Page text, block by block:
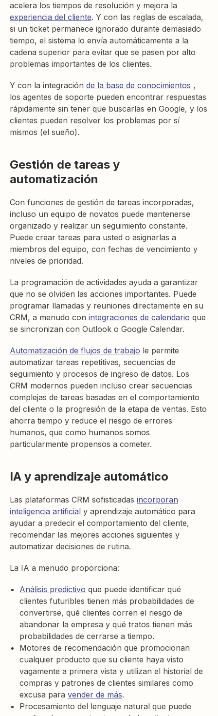
acelera los tiempos de resolución y mejora la
experiencia del cliente. Y con las reglas de escalada,
si un ticket permanece ignorado durante demasiado
tiempo, el sistema lo envía automáticamente a la
cadena superior para evitar que se pasen por alto
problemas importantes de los clientes.
Y con la integración de la base de conocimientos ,
los agentes de soporte pueden encontrar respuestas
rápidamente sin tener que buscarlas en Google, y los
clientes pueden resolver los problemas por sí
mismos (el sueño).
Gestión de tareas y
automatización
Con funciones de gestión de tareas incorporadas,
incluso un equipo de novatos puede mantenerse
organizado y realizar un seguimiento constante.
Puede crear tareas para usted o asignarlas a
miembros del equipo, con fechas de vencimiento y
niveles de prioridad.
La programación de actividades ayuda a garantizar
que no se olviden las acciones importantes. Puede
programar llamadas y reuniones directamente en su
CRM, a menudo con integraciones de calendario que
se sincronizan con Outlook o Google Calendar.
Automatización de flujos de trabajo le permite
automatizar tareas repetitivas, secuencias de
seguimiento y procesos de ingreso de datos. Los
CRM modernos pueden incluso crear secuencias
complejas de tareas basadas en el comportamiento
del cliente o la progresión de la etapa de ventas. Esto
ahorra tiempo y reduce el riesgo de errores
humanos, que como humanos somos
particularmente propensos a cometer.
IA y aprendizaje automático
Las plataformas CRM sofisticadas incorporan
inteligencia artificial y aprendizaje automático para
ayudar a predecir el comportamiento del cliente,
recomendar las mejores acciones siguientes y
automatizar decisiones de rutina.
La IA a menudo proporciona:
Análisis predictivo que puede identificar qué
clientes futuribles tienen más probabilidades de
convertirse, qué clientes corren el riesgo de
abandonar la empresa y qué tratos tienen más
probabilidades de cerrarse a tiempo.
Motores de recomendación que promocionan
cualquier producto que su cliente haya visto
vagamente a primera vista y utilizan el historial de
compras y patrones de clientes similares como
excusa para vender de más.
Procesamiento del lenguaje natural que puede